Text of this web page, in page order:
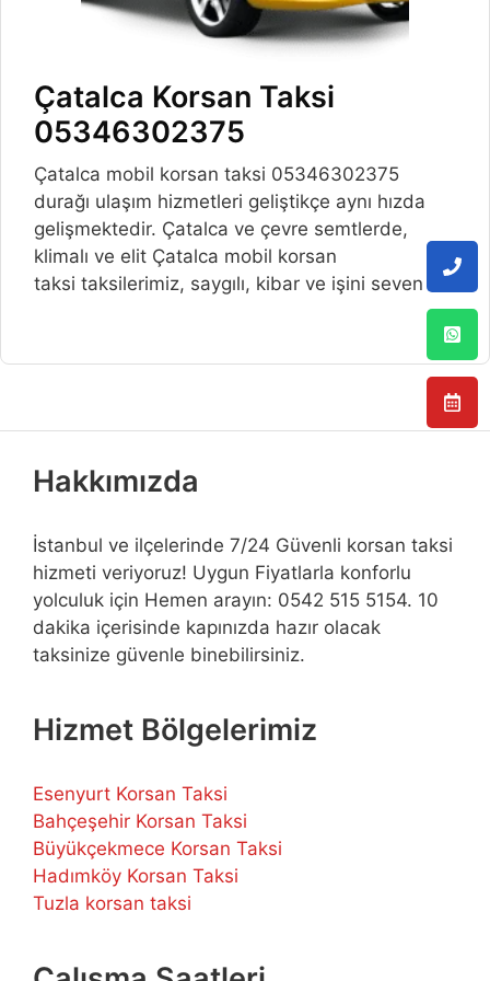
Çatalca Korsan Taksi
05346302375
Çatalca mobil korsan taksi 05346302375
durağı ulaşım hizmetleri geliştikçe aynı hızda
gelişmektedir. Çatalca ve çevre semtlerde,
klimalı ve elit Çatalca mobil korsan
taksi taksilerimiz, saygılı, kibar ve işini seven
Hakkımızda
İstanbul ve ilçelerinde 7/24 Güvenli korsan taksi
hizmeti veriyoruz! Uygun Fiyatlarla konforlu
yolculuk için Hemen arayın: 0542 515 5154. 10
dakika içerisinde kapınızda hazır olacak
taksinize güvenle binebilirsiniz.
Hizmet Bölgelerimiz
Esenyurt Korsan Taksi
Bahçeşehir Korsan Taksi
Büyükçekmece Korsan Taksi
Hadımköy Korsan Taksi
Tuzla korsan taksi